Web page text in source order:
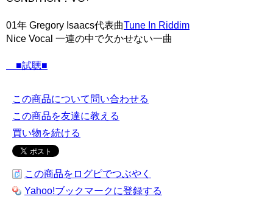
01年 Gregory Isaacs代表曲Tune In Riddim
Nice Vocal 一連の中で欠かせない一曲
■試聴■
この商品について問い合わせる
この商品を友達に教える
買い物を続ける
この商品をログピでつぶやく
Yahoo!ブックマークに登録する